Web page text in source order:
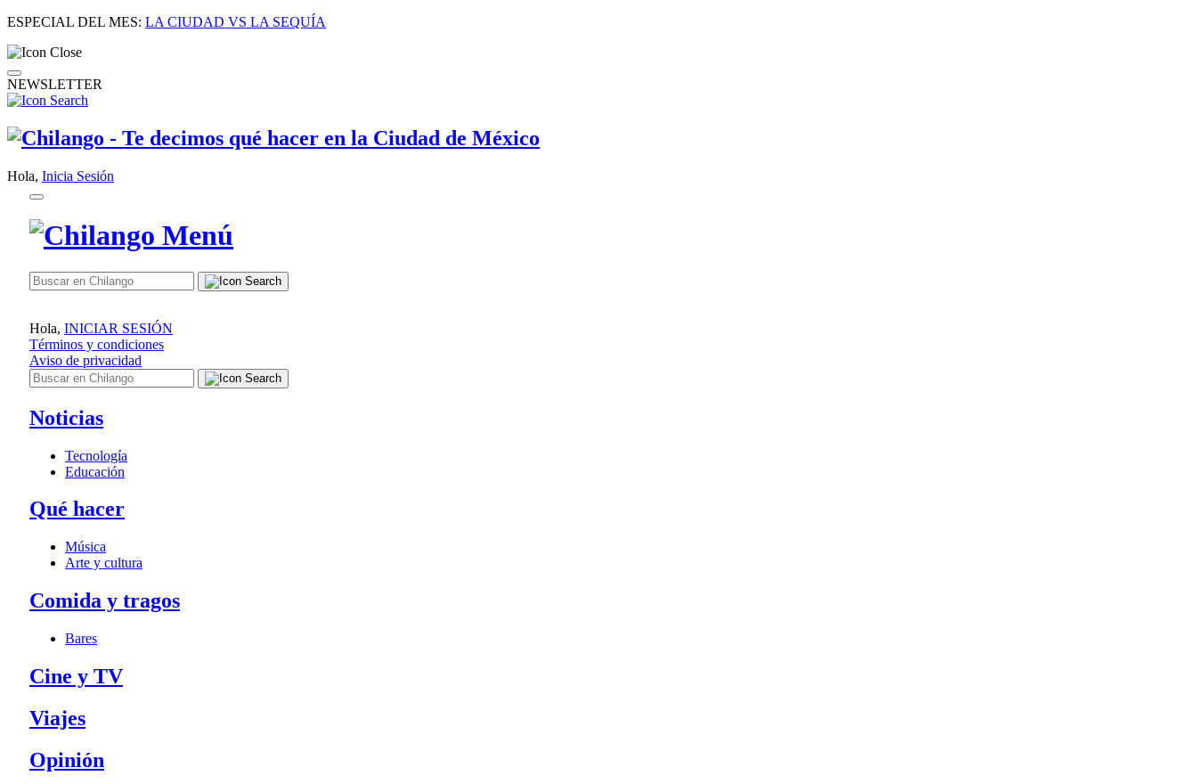
ESPECIAL DEL MES: LA CIUDAD VS LA SEQUÍA
NEWSLETTER
Hola, Inicia Sesión
Hola, INICIAR SESIÓN
Términos y condiciones
Aviso de privacidad
Noticias
Tecnología
Educación
Qué hacer
Música
Arte y cultura
Comida y tragos
Bares
Cine y TV
Viajes
Opinión